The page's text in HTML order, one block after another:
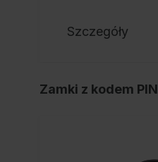
Szczegóły
Zamki z kodem PIN